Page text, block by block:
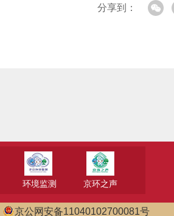
分享到：
环境监测 京环之声
京公网安备11040102700081号